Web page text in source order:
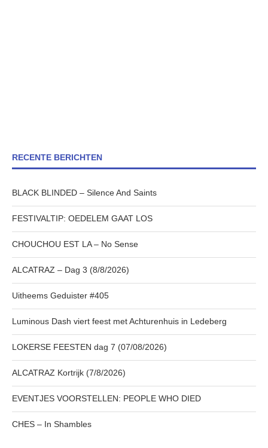
RECENTE BERICHTEN
BLACK BLINDED – Silence And Saints
FESTIVALTIP: OEDELEM GAAT LOS
CHOUCHOU EST LA – No Sense
ALCATRAZ – Dag 3 (8/8/2026)
Uitheems Geduister #405
Luminous Dash viert feest met Achturenhuis in Ledeberg
LOKERSE FEESTEN dag 7 (07/08/2026)
ALCATRAZ Kortrijk (7/8/2026)
EVENTJES VOORSTELLEN: PEOPLE WHO DIED
CHES – In Shambles